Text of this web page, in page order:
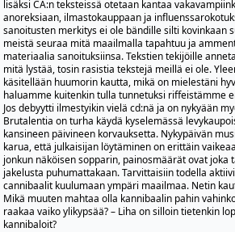
lisäksi CA:n teksteissä otetaan kantaa
anoreksiaan, ilmastokauppaan ja
sanoitusten merkitys ei ole bändille silti kovinkaan
meistä seuraa mitä maailmalla tapahtuu ja
materiaalia sanoituksiinsa. Tekstien tekijöille
mitä lystää, tosin rasistia tekstejä meillä ei ole.
käsitellään huumorin kautta, mikä on mielestäni
haluamme kuitenkin tulla tunnetuksi riffeistämme
Jos debyytti ilmestyikin vielä cd:nä ja on nykyään
Brutalentia on turha käydä kyselemässä
kansineen päivineen korvauksetta. Nykypäivän
karua, että julkaisijan löytäminen on erittäin
jonkun näköisen sopparin, painosmäärät ovat joka
jakelusta puhumattakaan. Tarvittaisiin todella
cannibaalit kuulumaan ympäri maailmaa. Netin
Mikä muuten mahtaa olla kannibaalin pahin
raakaa vaiko ylikypsää? – Liha on silloin tietenkin
kannibaloit?